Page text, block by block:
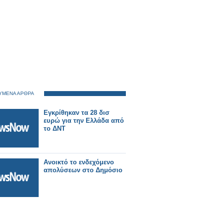
ΑΡΘΡΑ
Εγκρίθηκαν τα 28 δισ
ευρώ για την Ελλάδα από
το ΔΝΤ
Ανοικτό το ενδεχόμενο
απολύσεων στο Δημόσιο